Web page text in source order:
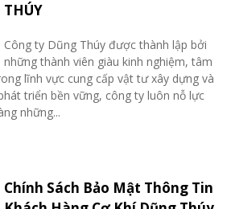
THÚY
Công ty Dũng Thúy được thành lập bởi
những thành viên giàu kinh nghiệm, tâm
lĩnh vực cung cấp vật tư xây dựng và
triển bền vững, công ty luôn nỗ lực
những...
Chính Sách Bảo Mật Thông Tin